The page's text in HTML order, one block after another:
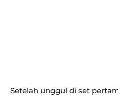
Setelah unggul di set